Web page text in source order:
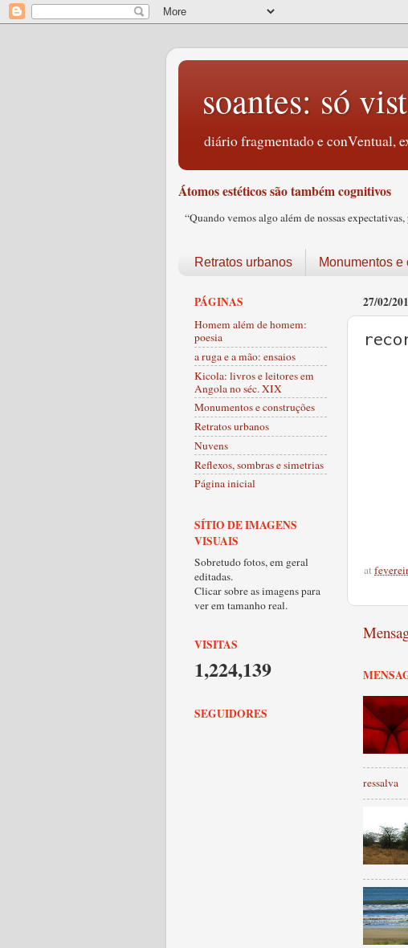
soantes: só
diário fragmentado e conVentual,
Átomos estéticos são também cognitivos
“Quando vemos algo além de nossas
Retratos urbanos Monumentos e
27/02/
at
ressalva
PÁGINAS
Homem além de homem:
poesia
a ruga e a mão: ensaios
Kicola: livros e leitores em
Angola no séc. XIX
Monumentos e construções
Retratos urbanos
Nuvens
Reflexos, sombras e simetrias
Página inicial
SÍTIO DE IMAGENS
VISUAIS
Sobretudo fotos, em geral
editadas.
Clicar sobre as imagens para
ver em tamanho real.
VISITAS
1,224,139
SEGUIDORES